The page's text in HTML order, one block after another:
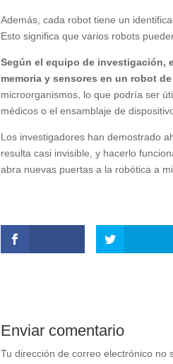
Además, cada robot tiene un
Esto significa que varios robots
Según el equipo de investigación,
memoria y sensores en un robot
microorganismos, lo que podría ser
médicos o el ensamblaje de
Los investigadores han demostrado
resulta casi invisible, y hacerlo
abra nuevas puertas a la robótica a
Enviar comentario
Tu dirección de correo electrónico no